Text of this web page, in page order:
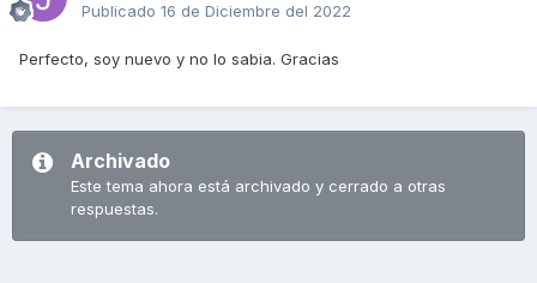
Publicado 16 de Diciembre del 2022
Perfecto, soy nuevo y no lo sabia. Gracias
Archivado
Este tema ahora está archivado y cerrado a otras
respuestas.